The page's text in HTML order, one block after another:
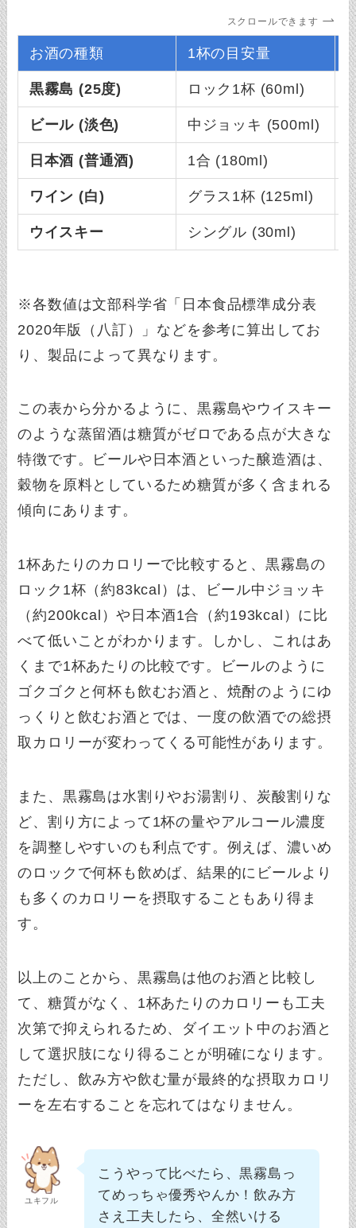
スクロールできます
お酒の種類 1杯の目安量
黒霧島 (25度) ロック1杯 (60ml)
ビール (淡色) 中ジョッキ (500ml)
日本酒 (普通酒) 1合 (180ml)
ワイン (白) グラス1杯 (125ml)
ウイスキー シングル (30ml)
※各数値は文部科学省「日本食品標準成分表
2020年版（八訂）」などを参考に算出してお
り、製品によって異なります。
この表から分かるように、黒霧島やウイスキー
のような蒸留酒は糖質がゼロである点が大きな
特徴です。ビールや日本酒といった醸造酒は、
穀物を原料としているため糖質が多く含まれる
傾向にあります。
1杯あたりのカロリーで比較すると、黒霧島の
ロック1杯（約83kcal）は、ビール中ジョッキ
（約200kcal）や日本酒1合（約193kcal）に比
べて低いことがわかります。しかし、これはあ
くまで1杯あたりの比較です。ビールのように
ゴクゴクと何杯も飲むお酒と、焼酎のようにゆ
っくりと飲むお酒とでは、一度の飲酒での総摂
取カロリーが変わってくる可能性があります。
また、黒霧島は水割りやお湯割り、炭酸割りな
ど、割り方によって1杯の量やアルコール濃度
を調整しやすいのも利点です。例えば、濃いめ
のロックで何杯も飲めば、結果的にビールより
も多くのカロリーを摂取することもあり得ま
す。
以上のことから、黒霧島は他のお酒と比較し
て、糖質がなく、1杯あたりのカロリーも工夫
次第で抑えられるため、ダイエット中のお酒と
して選択肢になり得ることが明確になります。
ただし、飲み方や飲む量が最終的な摂取カロリ
ーを左右することを忘れてはなりません。
ユキフル
こうやって比べたら、黒霧島っ
てめっちゃ優秀やんか！飲み方
さえ工夫したら、全然いける